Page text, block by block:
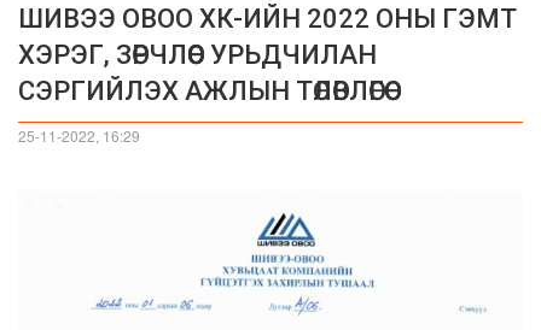
ШИВЭЭ ОВОО ХК-ИЙН 2022 ОНЫ ГЭМТ
ХЭРЭГ, ЗӨРЧЛӨӨС УРЬДЧИЛАН
СЭРГИЙЛЭХ АЖЛЫН ТӨЛӨВЛӨГӨӨ
25-11-2022, 16:29